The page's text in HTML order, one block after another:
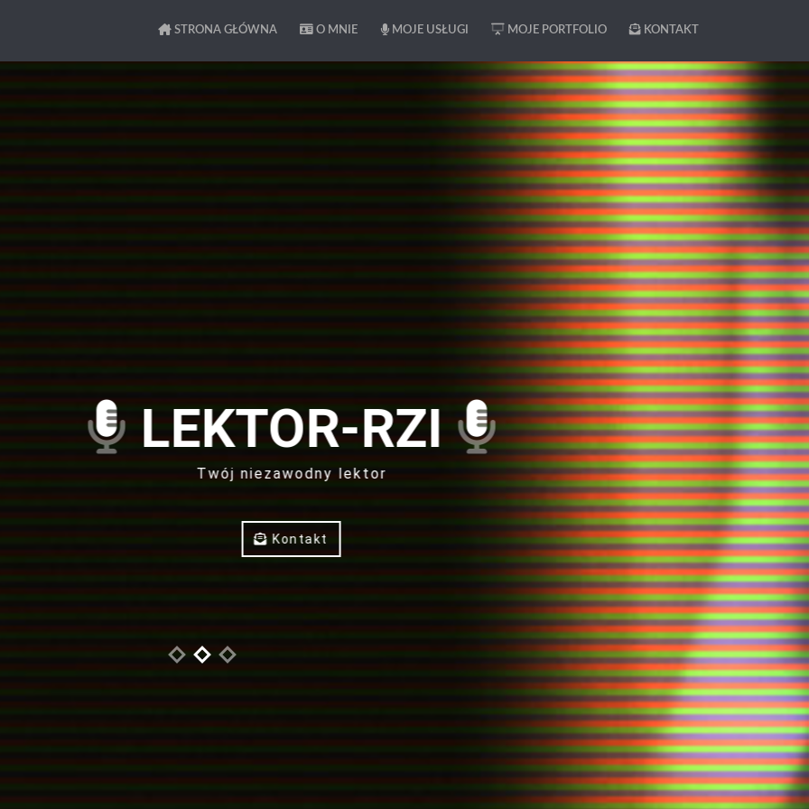
STRONA GŁÓWNA O MNIE MOJE USŁUGI MOJE PORTFOLIO KONTAKT
LEKTOR-RZI
Twój niezawodny lektor